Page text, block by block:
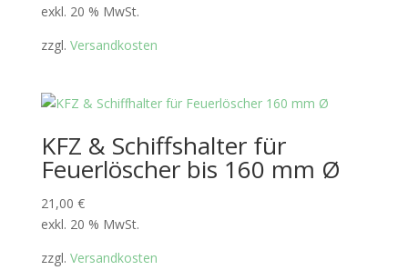
exkl. 20 % MwSt.
zzgl. Versandkosten
KFZ & Schiffshalter für
Feuerlöscher bis 160 mm Ø
21,00 €
exkl. 20 % MwSt.
zzgl. Versandkosten